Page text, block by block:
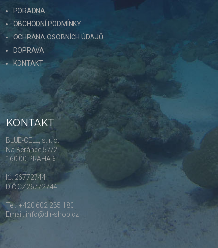
PORADNA
OBCHODNÍ PODMÍNKY
OCHRANA OSOBNÍCH ÚDAJŮ
DOPRAVA
KONTAKT
KONTAKT
BLUE-CELL, s. r. o.
Na Beránce 57/2
160 00 PRAHA 6
IČ: 26772744
DIČ:CZ26772744
Tel.: +420 602 285 180
Email: info@dir-shop.cz